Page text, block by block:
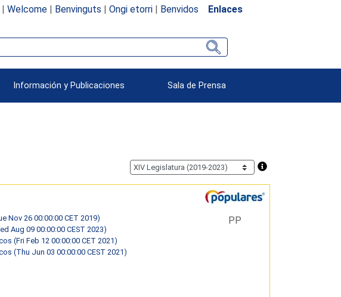
Welcome| Benvinguts | Ongi etorri| Benvidos Enlaces
Información y Publicaciones Sala de Prensa
Nov 26 00:00:00 CET 2019)
Aug 09 00:00:00 CEST 2023)
(Fri Feb 12 00:00:00 CET 2021)
(Thu Jun 03 00:00:00 CEST 2021)
PP